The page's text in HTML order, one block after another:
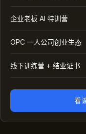
企业老板 AI 特训营
OPC 一人公司创业生态
线下训练营 + 结业证书
看